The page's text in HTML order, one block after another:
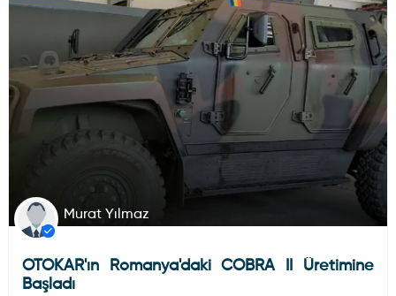
Murat Yılmaz
OTOKAR'ın Romanya'daki COBRA II Üretimine
Başladı